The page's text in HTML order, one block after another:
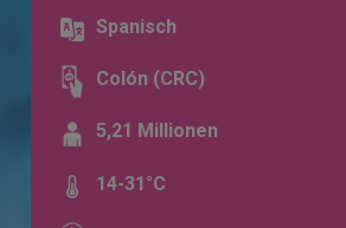
Spanisch
Colón (CRC)
5,21 Millionen
14-31°C